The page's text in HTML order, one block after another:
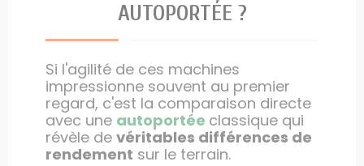
AUTOPORTÉE ?
Si l'agilité de ces machines
impressionne souvent au premier
regard, c'est la comparaison directe
avec une autoportée classique qui
révèle de véritables différences de
rendement sur le terrain.